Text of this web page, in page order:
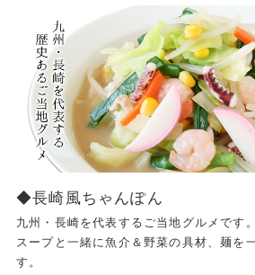
◆長崎風ちゃんぽん
九州・長崎を代表するご当地グルメです
スープと一緒に魚介＆野菜の具材、麺を
す。